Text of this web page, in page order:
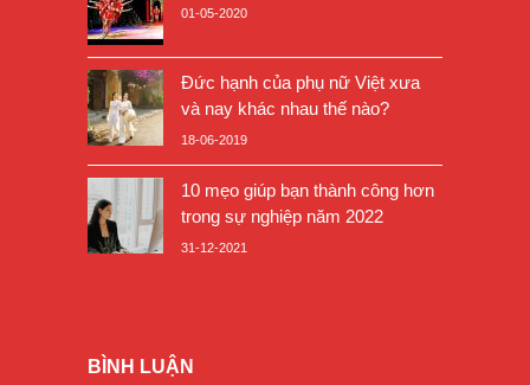
01-05-2020
Đức hạnh của phụ nữ Việt xưa
và nay khác nhau thế nào?
18-06-2019
10 mẹo giúp bạn thành công hơn
trong sự nghiệp năm 2022
31-12-2021
BÌNH LUẬN